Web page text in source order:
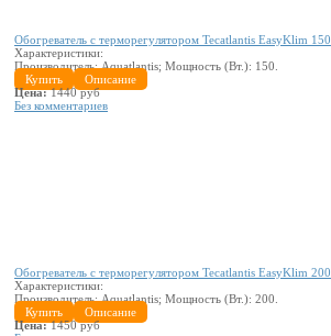
Обогреватель с терморегулятором Tecatlantis EasyKlim 150
Характеристики:
Производитель:Aquatlantis; Мощность (Вт.): 150
Купить
Описание
Цена:1440 руб
Без комментариев
Обогреватель с терморегулятором Tecatlantis EasyKlim 200
Характеристики:
Производитель:Aquatlantis; Мощность (Вт.): 200
Купить
Описание
Цена:1450 руб